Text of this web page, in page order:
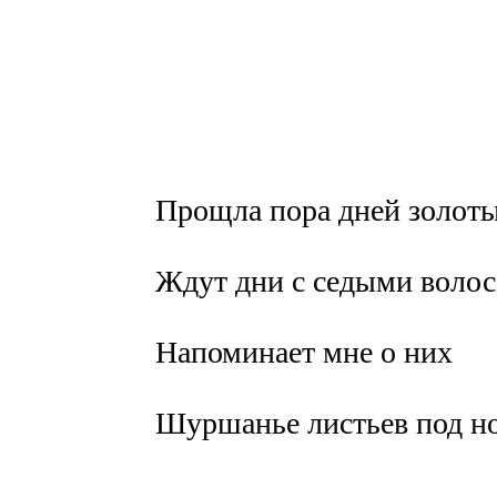
Прощла пора дней
Ждут дни с седыми
Напоминает мне о них
Шуршанье листьев под